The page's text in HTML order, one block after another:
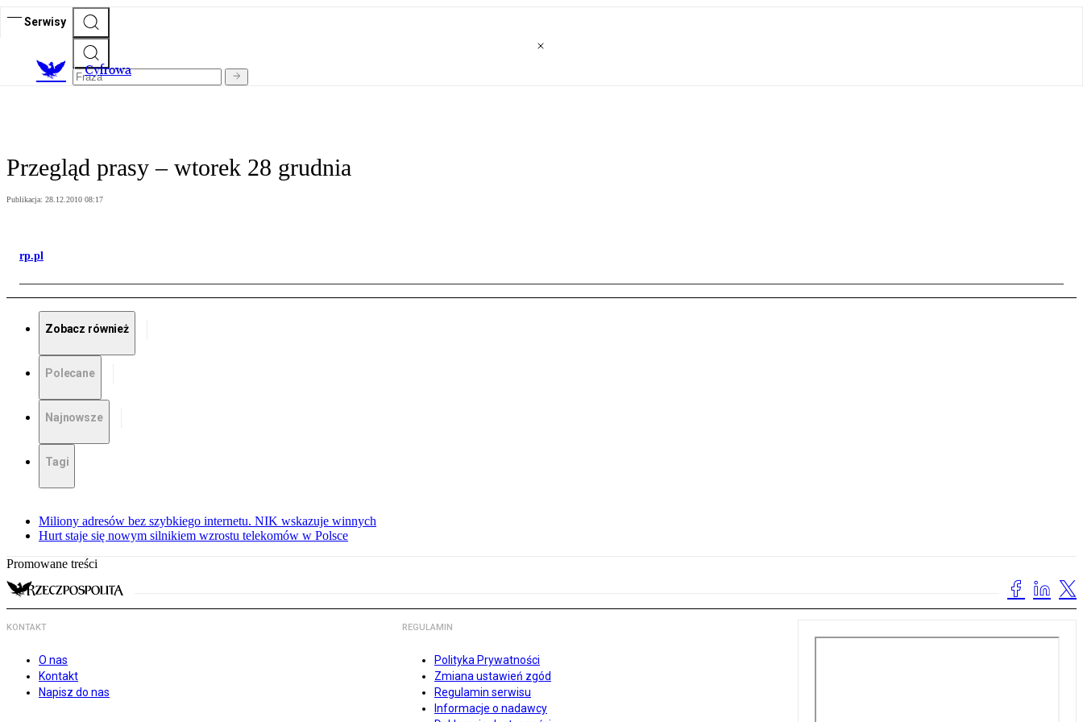
Serwisy
Cyfrowa
Przegląd prasy – wtorek 28 grudnia
Publikacja: 28.12.2010 08:17
rp.pl
Zobacz również
Polecane
Najnowsze
Tagi
Miliony adresów bez szybkiego internetu. NIK wskazuje winnych
Hurt staje się nowym silnikiem wzrostu telekomów w Polsce
Promowane treści
KONTAKT
O nas
Kontakt
Napisz do nas
REGULAMIN
Polityka Prywatności
Zmiana ustawień zgód
Regulamin serwisu
Informacje o nadawcy